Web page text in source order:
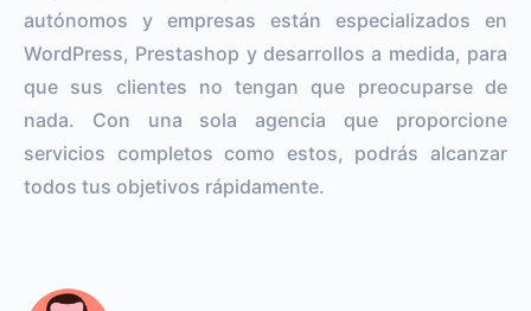
autónomos y empresas están especializados en
WordPress, Prestashop y desarrollos a medida, para
que sus clientes no tengan que preocuparse de
nada. Con una sola agencia que proporcione
servicios completos como estos, podrás alcanzar
todos tus objetivos rápidamente.